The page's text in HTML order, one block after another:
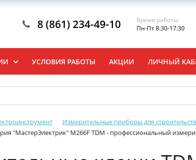
8 (861) 234-49-10
Время работы:
Пн-Пт 8:30-17:30
УСЛОВИЯ РАБОТЫ АКЦИИ ЛИЧНЫЙ
Измерительные приборы для
"МастерЭлектрик" М266F TDM - профессиональный